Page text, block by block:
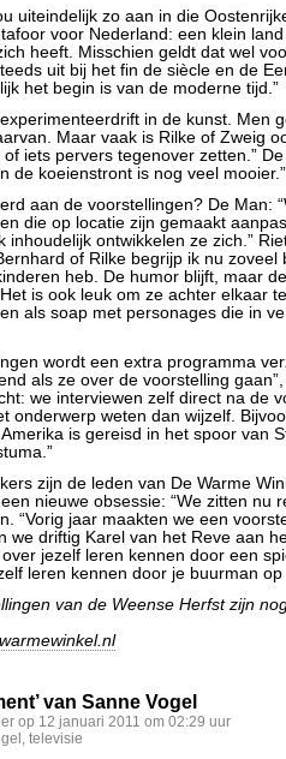
uiteindelijk zo aan in die
voor Nederland: een klein land
heeft. Misschien geldt dat wel
uit bij het fin de siècle en de
het begin is van de moderne tijd.”
in de kunst. Men
Maar vaak is Rilke of Zweig
iets pervers tegenover zetten.” De
de koeienstront is nog veel mooier.”
aan de voorstellingen? De Man:
die op locatie zijn gemaakt
inhoudelijk ontwikkelen ze zich.”
of Rilke begrijp ik nu zoveel
heb. De humor blijft, maar
is ook leuk om ze achter elkaar
als soap met personages die in
wordt een extra programma
als ze over de voorstelling
we interviewen zelf direct na de
onderwerp weten dan wijzelf.
is gereisd in het spoor van
zijn de leden van De Warme
nieuwe obsessie: “We zitten nu
“Vorig jaar maakten we een
we driftig Karel van het Reve aan
jezelf leren kennen door een
leren kennen door je buurman op
van de Weense Herfst zijn
van Sanne Vogel
op 12 januari 2011 om 02:29 uur
, televisie